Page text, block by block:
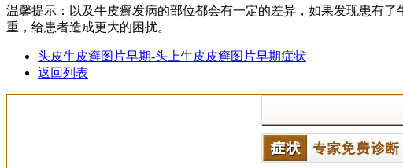
温馨提示：以及牛皮癣发病的部位都会有一定的差异，如果发现患有
重，给患者造成更大的困扰。
头皮牛皮癣图片早期-头上牛皮皮癣图片早期症状
返回列表